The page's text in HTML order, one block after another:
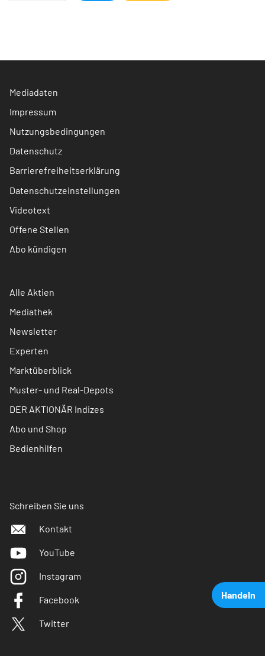
Handeln
Mediadaten
Impressum
Nutzungsbedingungen
Datenschutz
Barrierefreiheitserklärung
Datenschutzeinstellungen
Videotext
Offene Stellen
Abo kündigen
Alle Aktien
Mediathek
Newsletter
Experten
Marktüberblick
Muster- und Real-Depots
DER AKTIONÄR Indizes
Abo und Shop
Bedienhilfen
Schreiben Sie uns
Kontakt
YouTube
Instagram
Facebook
Twitter